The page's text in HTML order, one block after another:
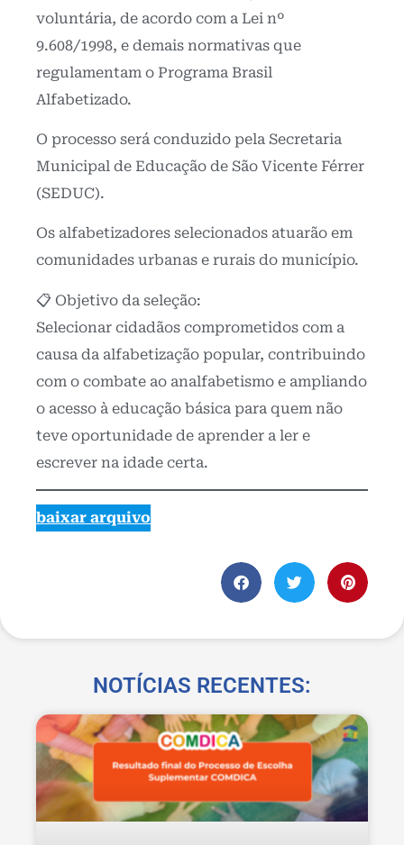
voluntária, de acordo com a Lei nº
9.608/1998, e demais normativas que
regulamentam o Programa Brasil
Alfabetizado.
O processo será conduzido pela Secretaria
Municipal de Educação de São Vicente Férrer
(SEDUC).
Os alfabetizadores selecionados atuarão em
comunidades urbanas e rurais do município.
📋 Objetivo da seleção:
Selecionar cidadãos comprometidos com a
causa da alfabetização popular, contribuindo
com o combate ao analfabetismo e ampliando
o acesso à educação básica para quem não
teve oportunidade de aprender a ler e
escrever na idade certa.
baixar arquivo
NOTÍCIAS RECENTES: